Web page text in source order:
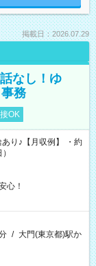
掲載日：2026.07.29
なし！ゆ
務
OK
り♪【月収例】 ・約
心！
/ 大門(東京都)駅か